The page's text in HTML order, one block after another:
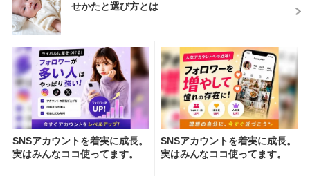
せかたと選び方とは
SNSアカウントを着実に成長。
実はみんなココ使ってます。
SNSアカウントを着実に成長。
実はみんなココ使ってます。